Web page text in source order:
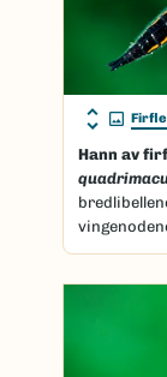
Hann av